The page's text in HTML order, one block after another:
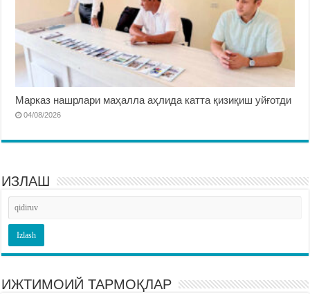
Марказ нашрлари маҳалла аҳлида катта қизиқиш уйғотди
04/08/2026
ИЗЛАШ
ИЖТИМОИЙ ТАРМОҚЛАР